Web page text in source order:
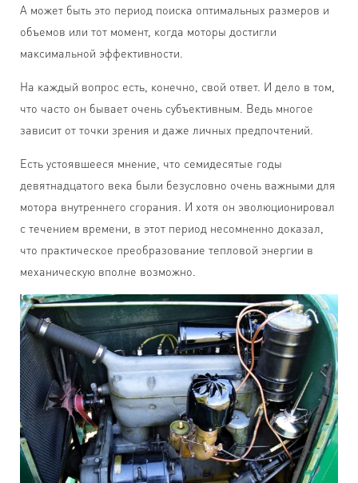
А может быть это период поиска оптимальных размеров и
объемов или тот момент, когда моторы достигли
максимальной эффективности.
На каждый вопрос есть, конечно, свой ответ. И дело в том,
что часто он бывает очень субъективным. Ведь многое
зависит от точки зрения и даже личных предпочтений.
Есть устоявшееся мнение, что семидесятые годы
девятнадцатого века были безусловно очень важными для
мотора внутреннего сгорания. И хотя он эволюционировал
с течением времени, в этот период несомненно доказал,
что практическое преобразование тепловой энергии в
механическую вполне возможно.